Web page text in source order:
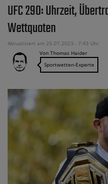
UFC 290: Uhrzeit,
Wettquoten
Aktualisiert am 25.07.2023 - 7:43 Uhr
Von Thomas Haider
Sportwetten-Experte